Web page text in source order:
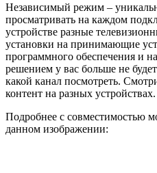
Независимый режим –
просматривать на каждом
устройстве разные
установки на принимающие
программного обеспечения и
решением у вас больше не
какой канал посмотреть.
контент на разных устройствах.
Подробнее с совместимостью
данном изображении: